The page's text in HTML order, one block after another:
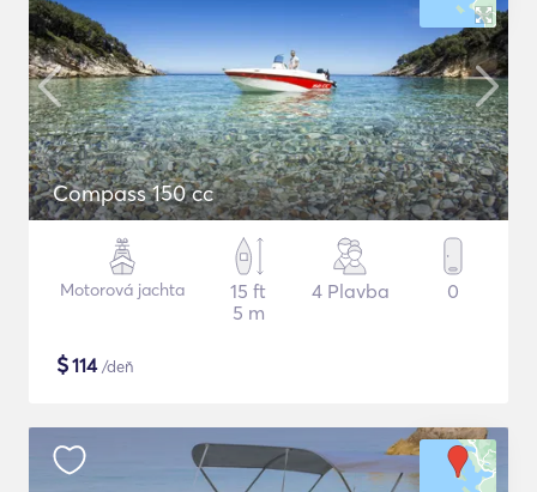
Compass 150 cc
Motorová jachta
15 ft
5 m
4 Plavba 0
$114/deň